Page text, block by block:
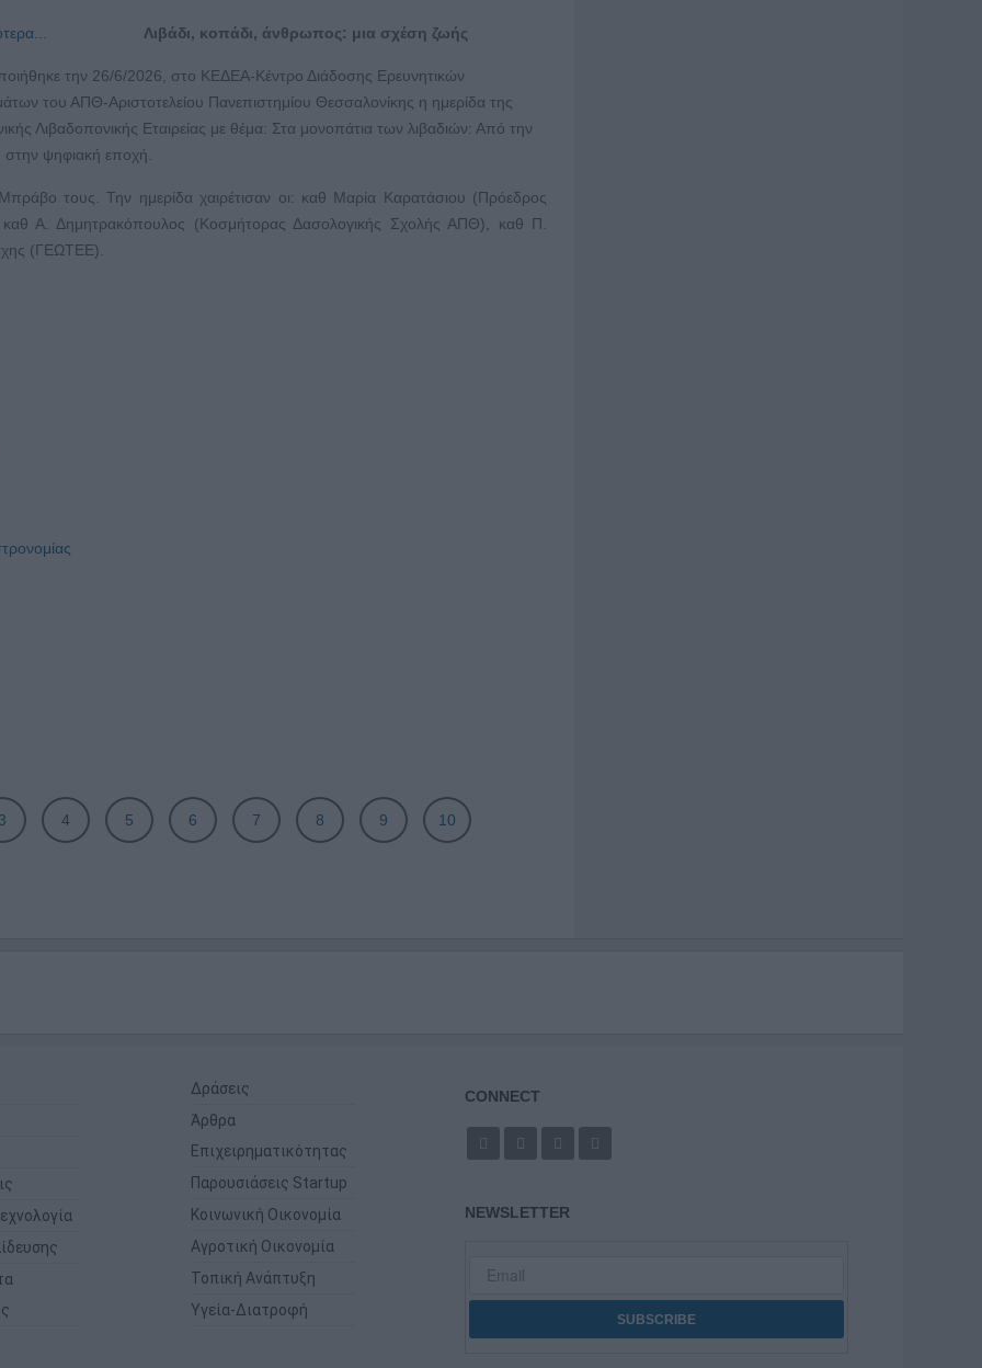
Λιβάδι, κοπάδι, άνθρωπος: μια σχέση ζωής
την 26/6/2026, στο ΚΕΔΕΑ-Κέντρο Διάδοσης Ερευνητικών
του ΑΠΘ-Αριστοτελείου Πανεπιστημίου Θεσσαλονίκης η ημερίδα της
Λιβαδοπονικής Εταιρείας με θέμα: Στα μονοπάτια των λιβαδιών: Από την
ψηφιακή εποχή.
τους. Την ημερίδα χαιρέτισαν οι: καθ Μαρία Καρατάσιου (Πρόεδρος
Α. Δημητρακόπουλος (Κοσμήτορας Δασολογικής Σχολής ΑΠΘ), καθ Π.
(ΓΕΩΤΕΕ).
3 4 5 6 7 8 9 10
Δράσεις
Άρθρα
Επιχειρηματικότητας
Παρουσιάσεις Startup
Κοινωνική Οικονομία
Αγροτική Οικονομία
Τοπική Ανάπτυξη
Υγεία-Διατροφή
CONNECT
NEWSLETTER